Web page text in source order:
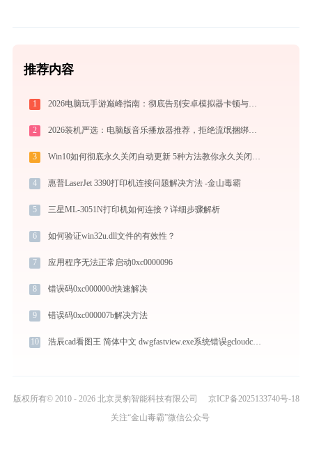
推荐内容
1 2026电脑玩手游巅峰指南：彻底告别安卓模拟器卡顿与捆绑，体验官方原生多端互通
2 2026装机严选：电脑版音乐播放器推荐，拒绝流氓捆绑，还原极致无损心流音质
3 Win10如何彻底永久关闭自动更新 5种方法教你永久关闭win10自动更新
4 惠普LaserJet 3390打印机连接问题解决方法 -金山毒霸
5 三星ML-3051N打印机如何连接？详细步骤解析
6 如何验证win32u.dll文件的有效性？
7 应用程序无法正常启动0xc0000096
8 错误码0xc000000d快速解决
9 错误码0xc000007b解决方法
10 浩辰cad看图王 简体中文 dwgfastview.exe系统错误gcloudcomm.dll丢失如何解决
版权所有© 2010 - 2026 北京灵豹智能科技有限公司
京ICP备2025133740号-18
关注“金山毒霸”微信公众号